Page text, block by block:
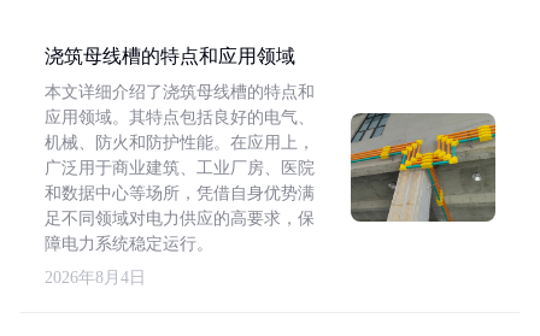
浇筑母线槽的特点和应用领域
本文详细介绍了浇筑母线槽的特点和
应用领域。其特点包括良好的电气、
机械、防火和防护性能。在应用上，
广泛用于商业建筑、工业厂房、医院
和数据中心等场所，凭借自身优势满
足不同领域对电力供应的高要求，保
障电力系统稳定运行。
2026年8月4日